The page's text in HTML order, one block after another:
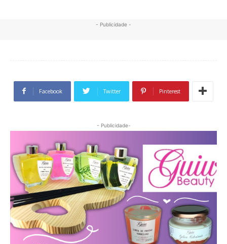
- Publicidade -
Facebook Twitter Pinterest
- Publicidade-